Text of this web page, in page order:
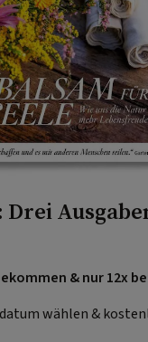
& nur 12x
wählen &